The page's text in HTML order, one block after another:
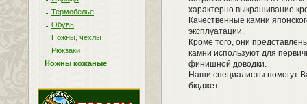
Термобелье
Обувь
Ножны, чехлы
Рюкзаки
Ножны кожаные
характерно выкрашивание
Качественные камни
эксплуатации.
Кроме того, они
камни используют для
финишной доводки.
Наши специалисты помогут
бюджет.